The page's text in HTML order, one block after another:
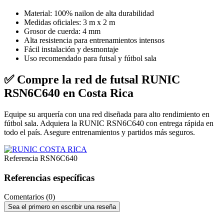
Material: 100% nailon de alta durabilidad
Medidas oficiales: 3 m x 2 m
Grosor de cuerda: 4 mm
Alta resistencia para entrenamientos intensos
Fácil instalación y desmontaje
Uso recomendado para futsal y fútbol sala
✅ Compre la red de futsal RUNIC
RSN6C640 en Costa Rica
Equipe su arquería con una red diseñada para alto rendimiento en
fútbol sala. Adquiera la RUNIC RSN6C640 con entrega rápida en
todo el país. Asegure entrenamientos y partidos más seguros.
Referencia RSN6C640
Referencias específicas
Comentarios (0)
Sea el primero en escribir una reseña